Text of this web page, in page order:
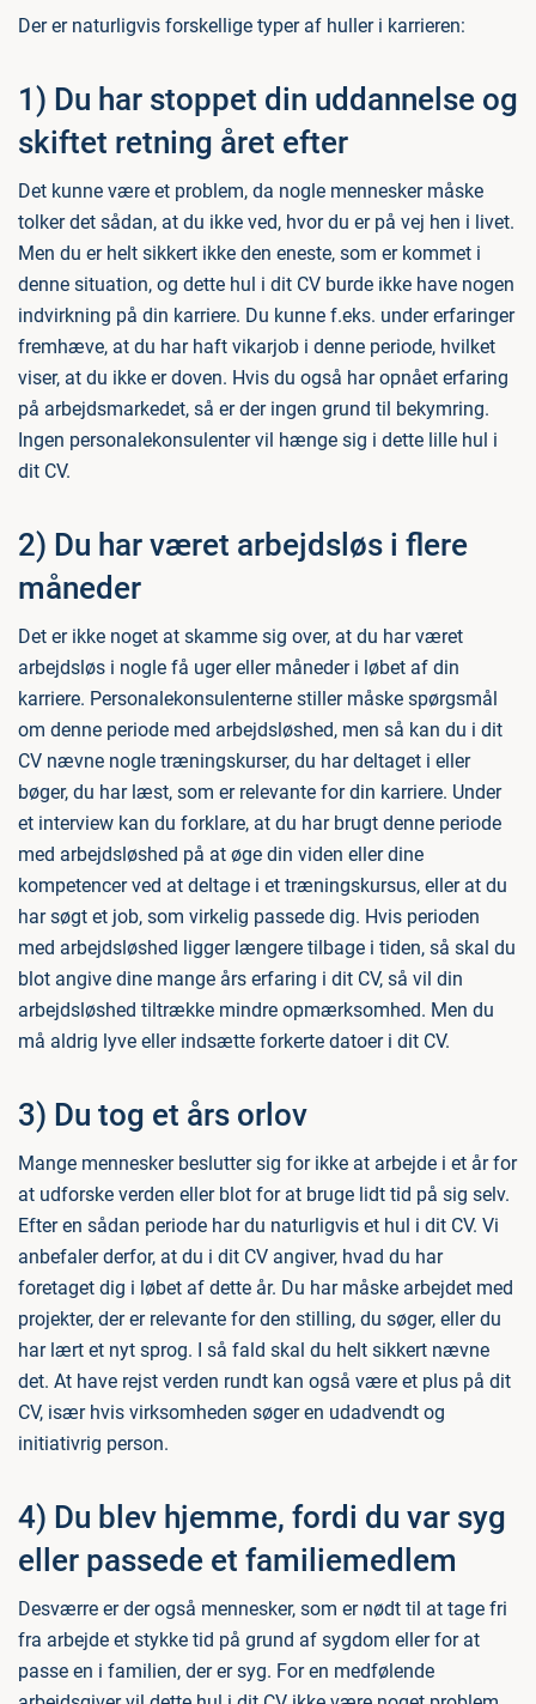
Der er naturligvis forskellige typer af huller i karrieren:
1) Du har stoppet din uddannelse og
skiftet retning året efter
Det kunne være et problem, da nogle mennesker måske
tolker det sådan, at du ikke ved, hvor du er på vej hen i livet.
Men du er helt sikkert ikke den eneste, som er kommet i
denne situation, og dette hul i dit CV burde ikke have nogen
indvirkning på din karriere. Du kunne f.eks. under erfaringer
fremhæve, at du har haft vikarjob i denne periode, hvilket
viser, at du ikke er doven. Hvis du også har opnået erfaring
på arbejdsmarkedet, så er der ingen grund til bekymring.
Ingen personalekonsulenter vil hænge sig i dette lille hul i
dit CV.
2) Du har været arbejdsløs i flere
måneder
Det er ikke noget at skamme sig over, at du har været
arbejdsløs i nogle få uger eller måneder i løbet af din
karriere. Personalekonsulenterne stiller måske spørgsmål
om denne periode med arbejdsløshed, men så kan du i dit
CV nævne nogle træningskurser, du har deltaget i eller
bøger, du har læst, som er relevante for din karriere. Under
et interview kan du forklare, at du har brugt denne periode
med arbejdsløshed på at øge din viden eller dine
kompetencer ved at deltage i et træningskursus, eller at du
har søgt et job, som virkelig passede dig. Hvis perioden
med arbejdsløshed ligger længere tilbage i tiden, så skal du
blot angive dine mange års erfaring i dit CV, så vil din
arbejdsløshed tiltrække mindre opmærksomhed. Men du
må aldrig lyve eller indsætte forkerte datoer i dit CV.
3) Du tog et års orlov
Mange mennesker beslutter sig for ikke at arbejde i et år for
at udforske verden eller blot for at bruge lidt tid på sig selv.
Efter en sådan periode har du naturligvis et hul i dit CV. Vi
anbefaler derfor, at du i dit CV angiver, hvad du har
foretaget dig i løbet af dette år. Du har måske arbejdet med
projekter, der er relevante for den stilling, du søger, eller du
har lært et nyt sprog. I så fald skal du helt sikkert nævne
det. At have rejst verden rundt kan også være et plus på dit
CV, især hvis virksomheden søger en udadvendt og
initiativrig person.
4) Du blev hjemme, fordi du var syg
eller passede et familiemedlem
Desværre er der også mennesker, som er nødt til at tage fri
fra arbejde et stykke tid på grund af sygdom eller for at
passe en i familien, der er syg. For en medfølende